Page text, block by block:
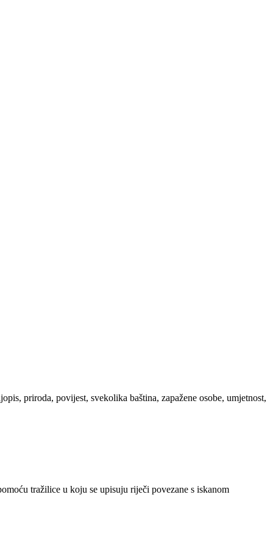
priroda, povijest, svekolika baština, zapažene osobe, umjetnost,
tražilice u koju se upisuju riječi povezane s iskanom